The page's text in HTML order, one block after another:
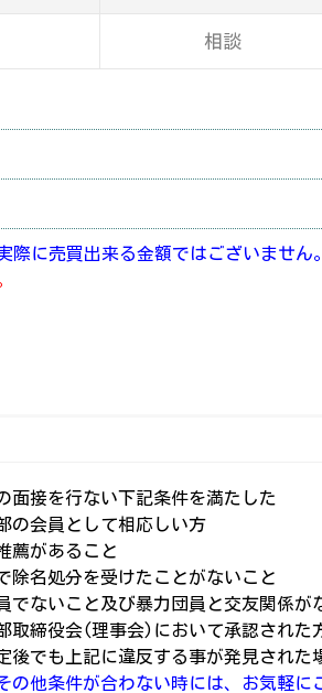
相談
に売買出来る金額ではございません。
面接を行ない下記条件を満たした
の会員として相応しい方
薦があること
除名処分を受けたことがないこと
でないこと及び暴力団員と交友関係が
取締役会(理事会)において承認された
後でも上記に違反する事が発見された
の他条件が合わない時には、お気軽に